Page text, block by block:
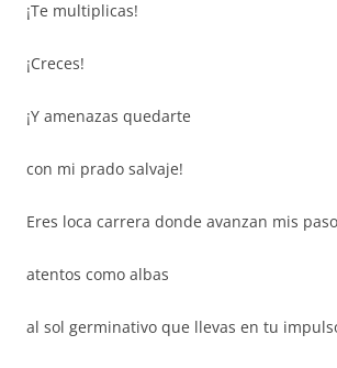
¡Te multiplicas!
¡Creces!
¡Y amenazas quedarte
con mi prado salvaje!
Eres loca carrera donde avanzan mis
atentos como albas
al sol germinativo que llevas en tu